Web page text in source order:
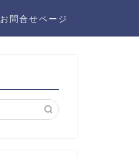
お問合せページ